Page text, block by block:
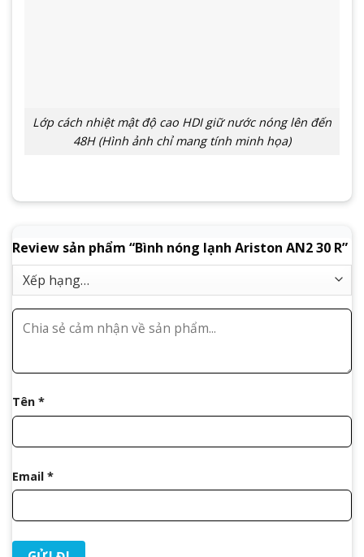
Lớp cách nhiệt mật độ cao HDI giữ nước nóng lên đến
48H (Hình ảnh chỉ mang tính minh họa)
Review sản phẩm “Bình nóng lạnh Ariston AN2 30 R”
Tên *
Email *